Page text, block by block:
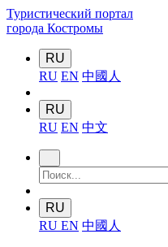
Туристический портал
города Костромы
RU
RU EN 中國人
RU
RU EN 中文
RU
RU EN 中國人